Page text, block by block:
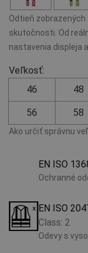
Odtieň
skutočnosti. Od
nastavenia displeja
Veľkosť:
46
48
56 58
Ako určiť správnu
EN ISO
Ochranné
EN ISO
Class: 2
Odevy s